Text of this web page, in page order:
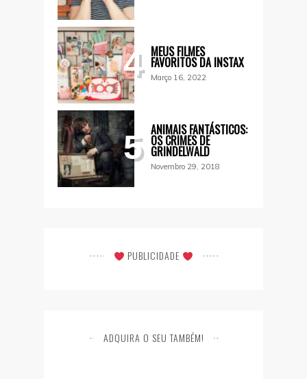
4 MEUS FILMES
FAVORITOS DA INSTAX
Março 16, 2022
5 ANIMAIS FANTÁSTICOS:
OS CRIMES DE
GRINDELWALD
Novembro 29, 2018
PUBLICIDADE
ADQUIRA O SEU TAMBÉM!